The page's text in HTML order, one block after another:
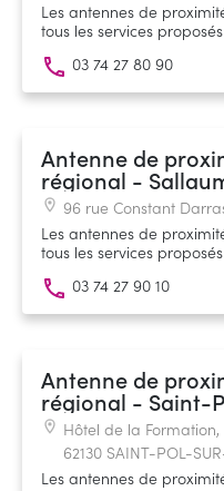
Les antennes de
tous les services
03 74 27 80 90
Antenne de
régional -
96 rue Constant
Les antennes de
tous les services
03 74 27 90 10
Antenne de
régional - Saint-
Hôtel de la
62130 SAINT-POL-
Les antennes de